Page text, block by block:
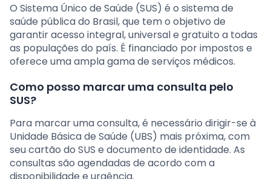
O Sistema Único de Saúde (SUS) é o sistema de
saúde pública do Brasil, que tem o objetivo de
garantir acesso integral, universal e gratuito a todas
as populações do país. É financiado por impostos e
oferece uma ampla gama de serviços médicos.
Como posso marcar uma consulta pelo
SUS?
Para marcar uma consulta, é necessário dirigir-se à
Unidade Básica de Saúde (UBS) mais próxima, com
seu cartão do SUS e documento de identidade. As
consultas são agendadas de acordo com a
disponibilidade e urgência.